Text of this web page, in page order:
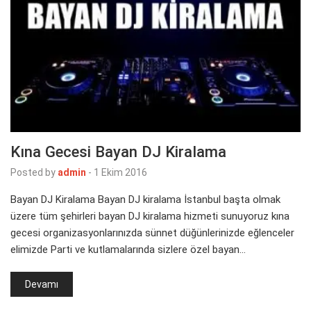
Kına Gecesi Bayan DJ Kiralama
Posted by admin - 1 Ekim 2016
Bayan DJ Kiralama Bayan DJ kiralama İstanbul başta olmak
üzere tüm şehirleri bayan DJ kiralama hizmeti sunuyoruz kına
gecesi organizasyonlarınızda sünnet düğünlerinizde eğlenceler
elimizde Parti ve kutlamalarında sizlere özel bayan…
Devamı